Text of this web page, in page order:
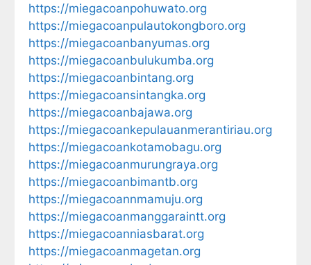
https://miegacoanpohuwato.org
https://miegacoanpulautokongboro.org
https://miegacoanbanyumas.org
https://miegacoanbulukumba.org
https://miegacoanbintang.org
https://miegacoansintangka.org
https://miegacoanbajawa.org
https://miegacoankepulauanmerantiriau.org
https://miegacoankotamobagu.org
https://miegacoanmurungraya.org
https://miegacoanbimantb.org
https://miegacoannmamuju.org
https://miegacoanmanggaraintt.org
https://miegacoanniasbarat.org
https://miegacoanmagetan.org